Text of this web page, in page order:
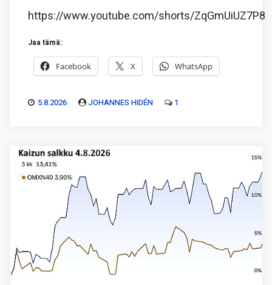
https://www.youtube.com/shorts/ZqGmUiUZ7P8
Jaa tämä:
Facebook X WhatsApp
5.8.2026 JOHANNES HIDÉN 1